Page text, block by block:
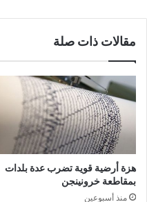
مقالات ذات صلة
هزة أرضية قوية تضرب عدة بلدات
بمقاطعة خرونينجن
منذ أسبوعين